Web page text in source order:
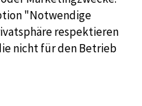
"Notwendige
respektieren
nicht für den Betrieb